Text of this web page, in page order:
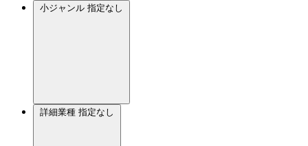
小ジャンル 指定なし
詳細業種 指定なし